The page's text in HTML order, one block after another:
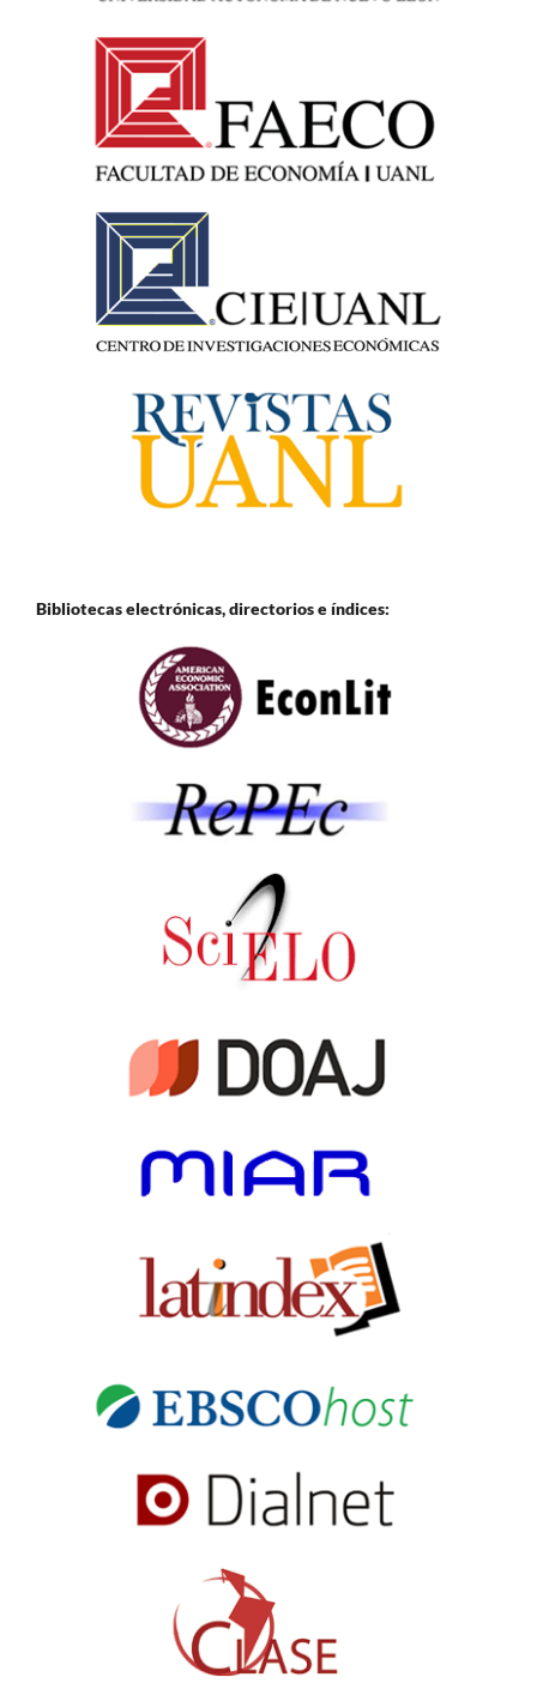
Bibliotecas electrónicas, directorios e índices: